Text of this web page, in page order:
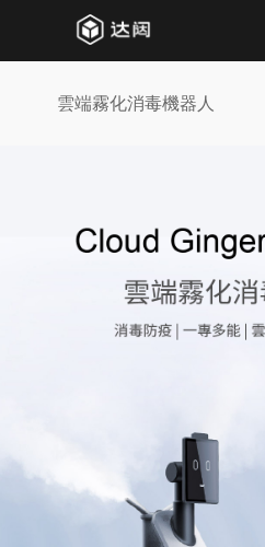
雲端霧化消毒機器人